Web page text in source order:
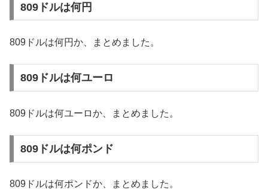
809ドルは何円
809ドルは何円か、まとめました。
809ドルは何ユーロ
809ドルは何ユーロか、まとめました。
809ドルは何ポンド
809ドルは何ポンドか、まとめました。